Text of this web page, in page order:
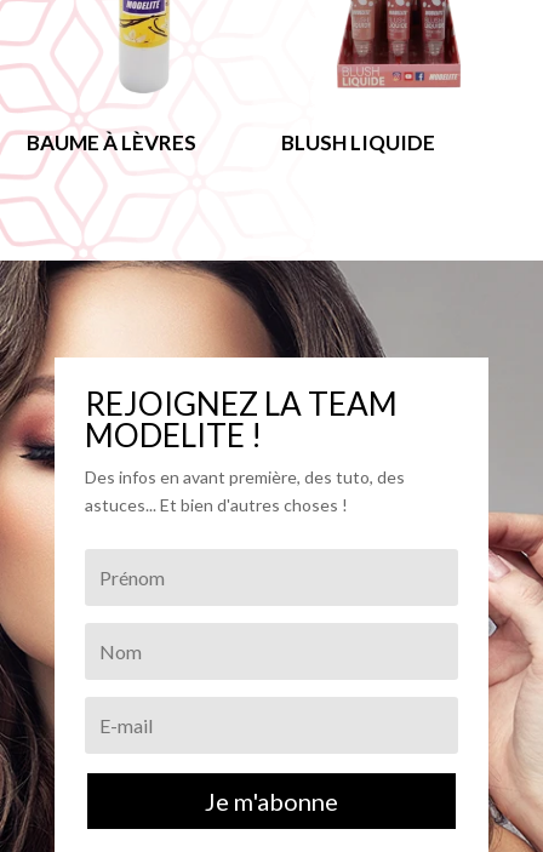
BAUME À LÈVRES BLUSH LIQUIDE
REJOIGNEZ LA TEAM
MODELITE !
Des infos en avant première, des tuto, des
astuces... Et bien d'autres choses !
Je m'abonne